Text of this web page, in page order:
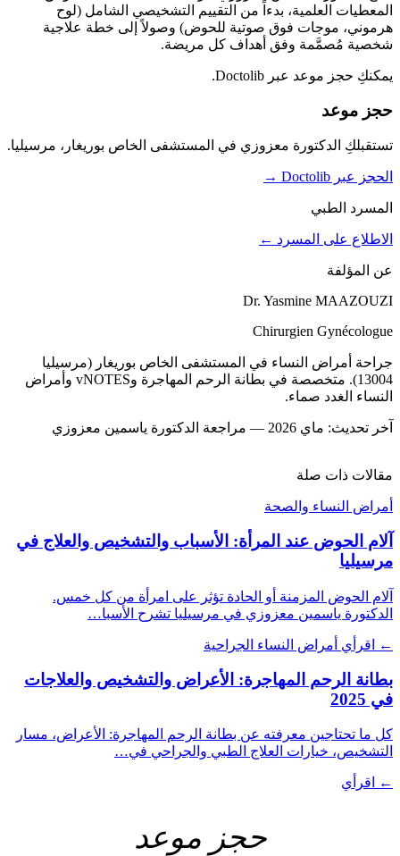
المعطيات العلمية، بدءاً من التقييم التشخيصي الشامل (لوح
هرموني، موجات فوق صوتية للحوض) وصولاً إلى خطة علاجية
شخصية مُصمَّمة وفق أهداف كل مريضة.
يمكنكِ حجز موعد عبر Doctolib.
حجز موعد
تستقبلكِ الدكتورة معزوزي في المستشفى الخاص بوريغار، مرسيليا.
الحجز عبر Doctolib →
المسرد الطبي
الاطلاع على المسرد ←
عن المؤلفة
Dr. Yasmine MAAZOUZI
Chirurgien Gynécologue
جراحة أمراض النساء في المستشفى الخاص بوريغار (مرسيليا
13004). متخصصة في بطانة الرحم المهاجرة وvNOTES وأمراض
النساء الغدد صماء.
آخر تحديث: ماي 2026 — مراجعة الدكتورة ياسمين معزوزي
مقالات ذات صلة
أمراض النساء والصحة
آلام الحوض عند المرأة: الأسباب والتشخيص والعلاج في
مرسيليا
آلام الحوض المزمنة أو الحادة تؤثر على امرأة من كل خمس.
الدكتورة ياسمين معزوزي في مرسيليا تشرح الأسبا…
← اقرأي أمراض النساء الجراحية
بطانة الرحم المهاجرة: الأعراض والتشخيص والعلاجات
في 2025
كل ما تحتاجين معرفته عن بطانة الرحم المهاجرة: الأعراض، مسار
التشخيص، خيارات العلاج الطبي والجراحي في…
← اقرأي
حجز موعد